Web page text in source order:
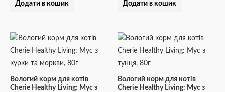
Додати в кошик Додати в кошик
Вологий корм для котів
Cherie Healthy Living: Мус з
Вологий корм для котів
Cherie Healthy Living: Мус з